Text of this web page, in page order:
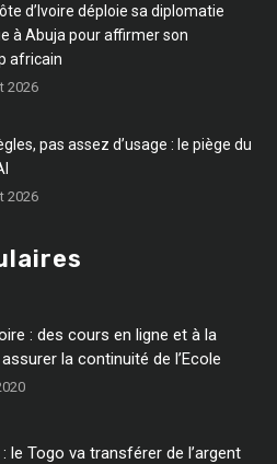
d’Ivoire déploie sa diplomatie
à Abuja pour affirmer son
africain
2026
pas assez d’usage : le piège du
2026
: des cours en ligne et à la
la continuité de l’Ecole
le Togo va transférer de l’argent